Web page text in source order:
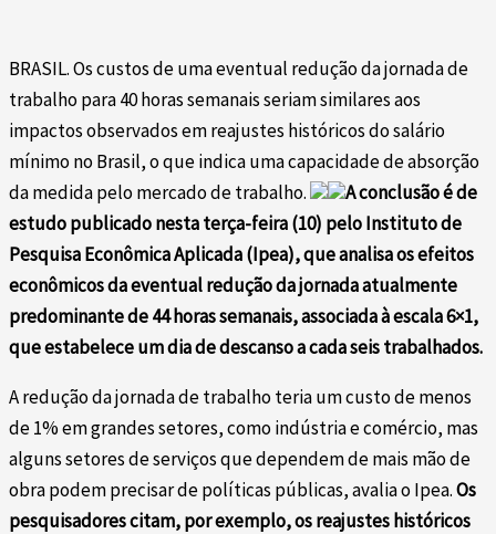
BRASIL. Os custos de uma eventual redução da jornada de
trabalho para 40 horas semanais seriam similares aos
impactos observados em reajustes históricos do salário
mínimo no Brasil, o que indica uma capacidade de absorção
da medida pelo mercado de trabalho.
A conclusão é de
estudo publicado nesta terça-feira (10) pelo Instituto de
Pesquisa Econômica Aplicada (Ipea), que analisa os efeitos
econômicos da eventual redução da jornada atualmente
predominante de 44 horas semanais, associada à escala 6×1,
que estabelece um dia de descanso a cada seis trabalhados.
A redução da jornada de trabalho teria um custo de menos
de 1% em grandes setores, como indústria e comércio, mas
alguns setores de serviços que dependem de mais mão de
obra podem precisar de políticas públicas, avalia o Ipea.Os
pesquisadores citam, por exemplo, os reajustes históricos